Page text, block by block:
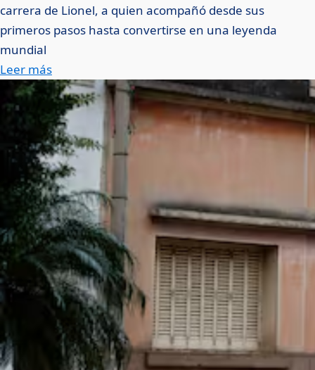
carrera de Lionel, a quien acompañó desde sus
primeros pasos hasta convertirse en una leyenda
mundial
Leer más